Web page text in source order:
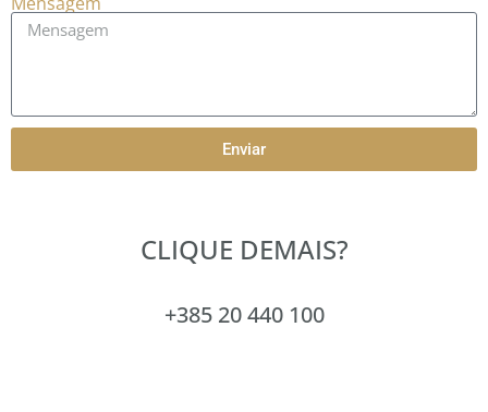
Enviar
CLIQUE DEMAIS?
+385 20 440 100